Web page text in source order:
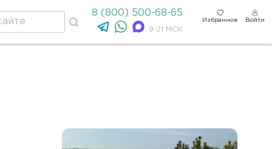
8 (800) 500-68-65
9-21 МСК
Избранное Войти